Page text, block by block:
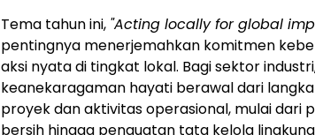
Tema tahun ini, "Acting locally for global
pentingnya menerjemahkan komitmen
aksi nyata di tingkat lokal. Bagi sektor
keanekaragaman hayati berawal dari
proyek dan aktivitas operasional, mulai dari
bersih hingga penguatan tata kelola